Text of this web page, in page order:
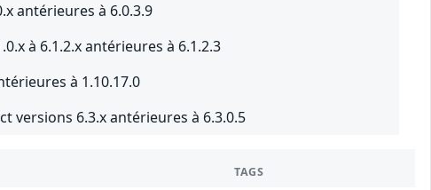
antérieures à 6.0.3.9
à 6.1.2.x antérieures à 6.1.2.3
à 1.10.17.0
versions 6.3.x antérieures à 6.3.0.5
TAGS